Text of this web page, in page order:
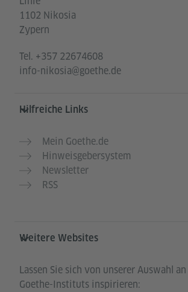
1102 Nikosia
Zypern
Tel. +357 22674608
info-nikosia@goethe.de
Hilfreiche Links
Mein Goethe.de
Hinweisgebersystem
Newsletter
RSS
Weitere Websites
Lassen Sie sich von unserer Auswahl
Goethe-Instituts inspirieren: